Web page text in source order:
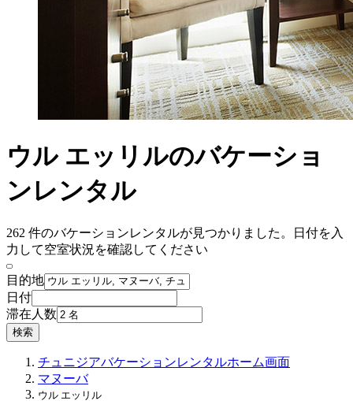
ウル エッリルのバケーショ
ンレンタル
262 件のバケーションレンタルが見つかりました。日付を入
力して空室状況を確認してください
目的地
日付
滞在人数
検索
チュニジアバケーションレンタルホーム画面
マヌーバ
ウル エッリル